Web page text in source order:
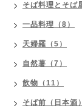
そば料理とそば
一品料理（8）
天婦羅（5）
自然薯（7）
飲物（11）
そば前（日本酒